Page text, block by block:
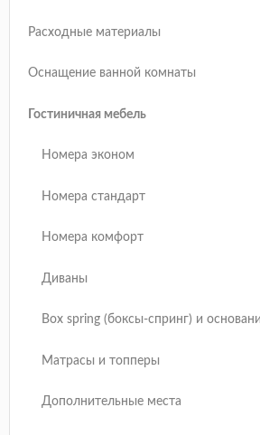
Расходные материалы
Оснащение ванной комнаты
Гостиничная мебель
Номера эконом
Номера стандарт
Номера комфорт
Диваны
Box spring (боксы-спринг) и
Матрасы и топперы
Дополнительные места